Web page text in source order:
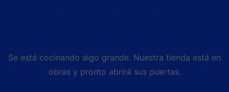
Se está cocinando algo grande. Nuestra tienda está en
obras y pronto abrirá sus puertas.